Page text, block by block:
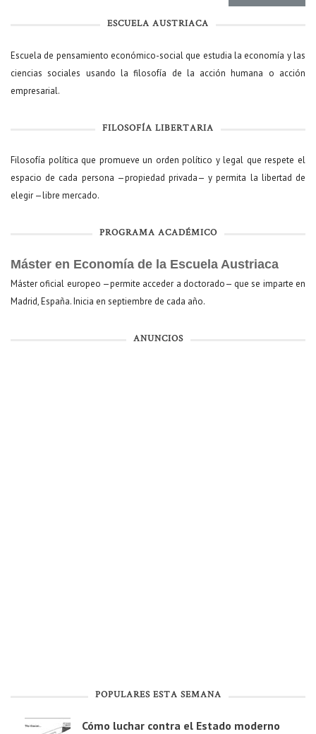
ESCUELA AUSTRIACA
Escuela de pensamiento económico-social que estudia la economía y las
ciencias sociales usando la filosofía de la acción humana o acción
empresarial.
FILOSOFÍA LIBERTARIA
Filosofía política que promueve un orden político y legal que respete el
espacio de cada persona —propiedad privada— y permita la libertad de
elegir —libre mercado.
PROGRAMA ACADÉMICO
Máster en Economía de la Escuela Austriaca
Máster oficial europeo —permite acceder a doctorado— que se imparte en
Madrid, España. Inicia en septiembre de cada año.
ANUNCIOS
POPULARES ESTA SEMANA
Cómo luchar contra el Estado moderno